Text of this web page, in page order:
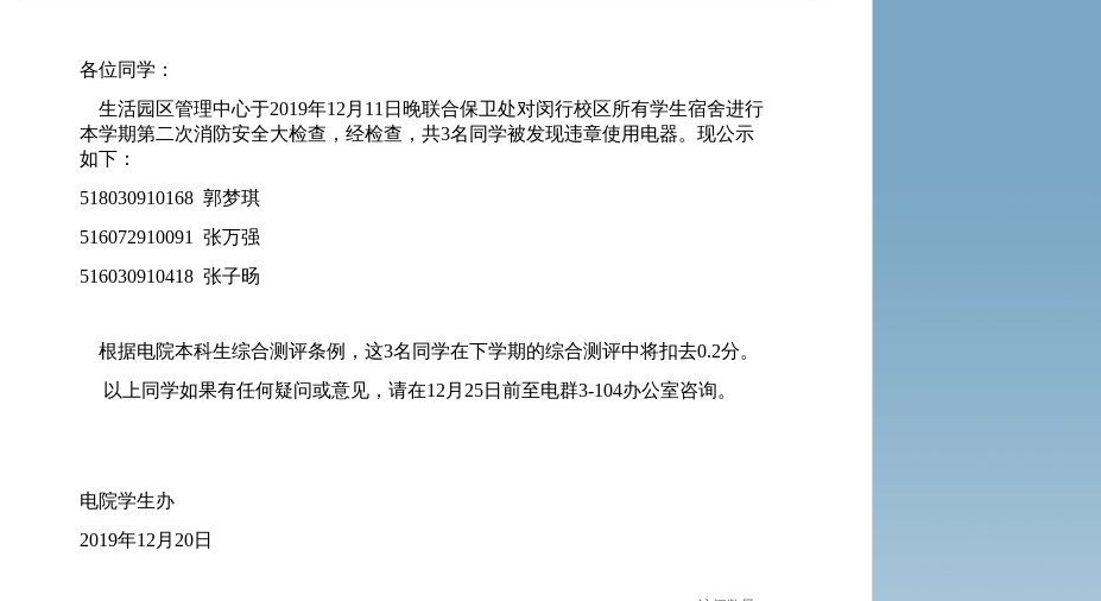
各位同学：
生活园区管理中心于2019年12 月 11 日晚联合保卫处对闵行校区所有学生宿舍进行
本学期第二次消防安全大检查，经检查，共3名同学被发现违章使用电器。现公示
如下：
518030910168 郭梦琪
516072910091 张万强
516030910418 张子旸
根据电院本科生综合测评条例，这3名同学在下学期的综合测评中将扣去0.2分。
以上同学如果有任何疑问或意见，请在12月25日前至电群3-104办公室咨询。
电院学生办
2019年12月20日